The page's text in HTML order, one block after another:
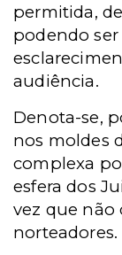
permitida,
podendo
audiência.
Denota-se,
nos moldes
complexa
esfera dos
vez que não
norteadores.